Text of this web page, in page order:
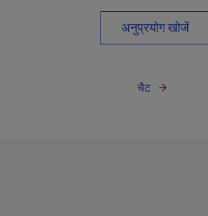
अनुप्रयोग खोजें
चैट